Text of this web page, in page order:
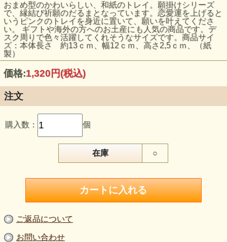
おまめ型のかわいらしい、和紙のトレイ。願掛けシリーズ
で、縁結び祈願のだるまとなっています。恋愛運を上げると
いうピンクのトレイを身近に置いて、願いを叶えてくださ
い。 ギフトや海外の方へのお土産にも人気の商品です。デ
スク周りで色々活躍してくれそうなサイズです。商品サイ
ズ：本体長さ 約13ｃｍ、幅12ｃｍ、高さ2,5ｃｍ、（紙
製）
価格:1,320円(税込)
注文
購入数： 個
在庫 ○
ご返品について
お問い合わせ